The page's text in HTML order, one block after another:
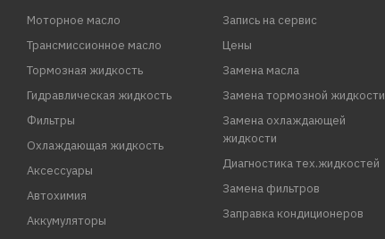
Моторное масло
Трансмиссионное масло
Тормозная жидкость
Гидравлическая жидкость
Фильтры
Охлаждающая жидкость
Аксессуары
Автохимия
Аккумуляторы
Запись на сервис
Цены
Замена масла
Замена тормозной жидкости
Замена охлаждающей
жидкости
Диагностика тех.жидкостей
Замена фильтров
Заправка кондиционеров